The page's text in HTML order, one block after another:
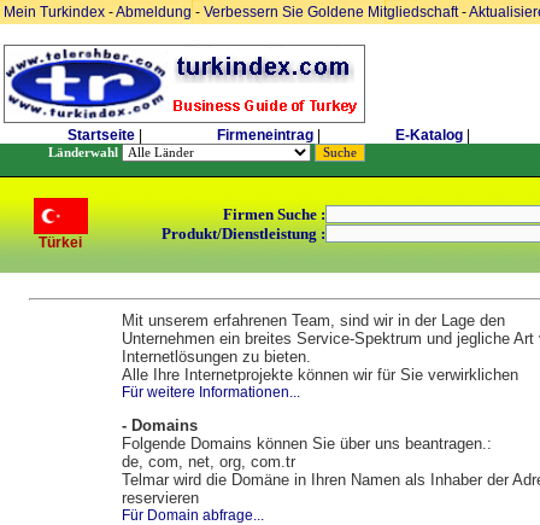
Mein Turkindex -Abmeldung- Verbessern Sie Goldene Mitgliedschaft-
Startseite Firmeneintrag E-Katalog
Länderwahl
Türkei
Firmen Suche :
Produkt/Dienstleistung :
Mit unserem erfahrenen Team, sind wir in der Lage den
Unternehmen ein breites Service-Spektrum und jegliche Art
Internetlösungen zu bieten.
Alle Ihre Internetprojekte können wir für Sie verwirklichen
Für weitere Informationen...
- Domains
Folgende Domains können Sie über uns beantragen.:
de, com, net, org, com.tr
Telmar wird die Domäne in Ihren Namen als Inhaber der
reservieren
Für Domain abfrage...